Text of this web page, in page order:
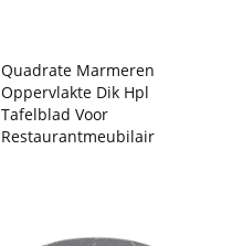
Quadrate Marmeren
Oppervlakte Dik Hpl
Tafelblad Voor
Restaurantmeubilair